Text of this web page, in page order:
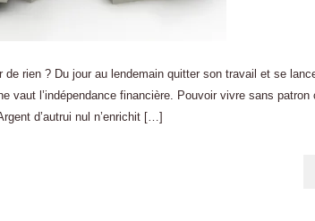
de rien ? Du jour au lendemain quitter son travail et se
vaut l’indépendance financière. Pouvoir vivre sans patron
d’autrui nul n’enrichit […]